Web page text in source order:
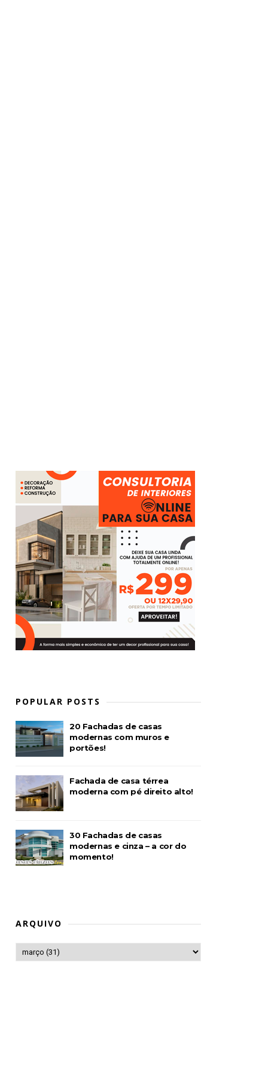
POPULAR POSTS
20 Fachadas de casas
modernas com muros e
portões!
Fachada de casa térrea
moderna com pé direito alto!
30 Fachadas de casas
modernas e cinza – a cor do
momento!
ARQUIVO